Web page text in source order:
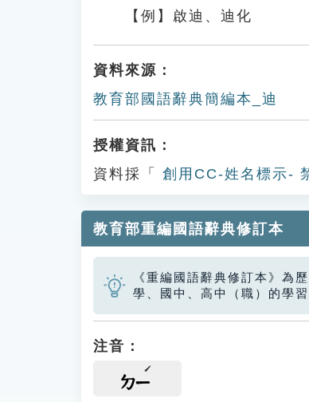
【例】啟迪、迪化
資料來源：
教育部國語辭典簡編本_迪
授權資訊：
資料採「
創用CC-姓名標示-
教育部重編國語辭典修訂本
《重編國語辭典修訂本》為
學、國中、高中（職）的學
注音：
ㄉㄧ